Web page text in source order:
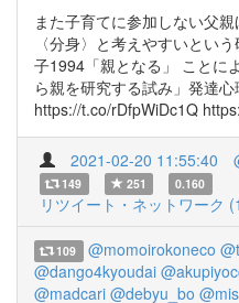
また子育てに参加しない父
〈分身〉と考えやすいとい
子1994「親となる」 ことに
ら親を研究する試み」発達
https://t.co/rDfpWiDc1Q
2021-02-20 11:55:40
149 251 0.160
リツイート・ネットワーク
109 @momoirokoneco
@dango4kyoudai
@madcari @debyu_bo